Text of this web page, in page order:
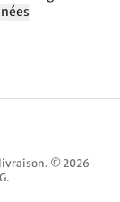
livraison. © 2026